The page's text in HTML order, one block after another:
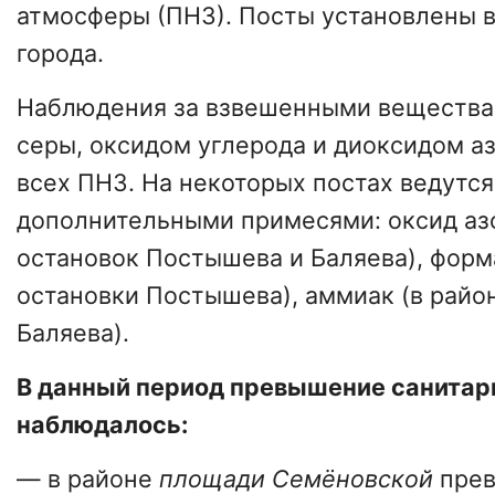
атмосферы (ПНЗ). Посты установлены
города.
Наблюдения за взвешенными
серы, оксидом углерода и диоксидом
всех ПНЗ. На некоторых постах
дополнительными примесями: оксид
остановок Постышева и Баляева),
остановки Постышева), аммиак (в
Баляева).
В данный период превышение
наблюдалось:
— в районе площади Семёновской